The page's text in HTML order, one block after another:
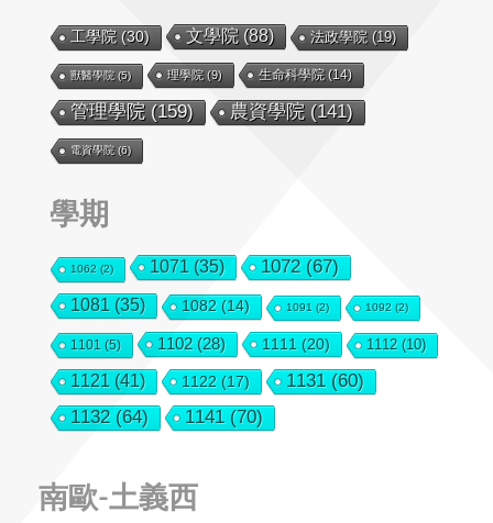
工學院 (30) 文學院 (88) 法政學院 (19)
獸醫學院(5) 理學院(9) 生命科學院(14)
管理學院 (159) 農資學院 (141)
電資學院(6)
學期
1062 (2) 1071 (35) 1072(67)
1081 (35) 1082 (14) 1091 (2) 1092 (2)
1101 (5) 1102(28) 1111 (20) 1112(10)
1121 (41) 1122 (17) 1131 (60)
1132(64) 1141 (70)
南歐-土義西